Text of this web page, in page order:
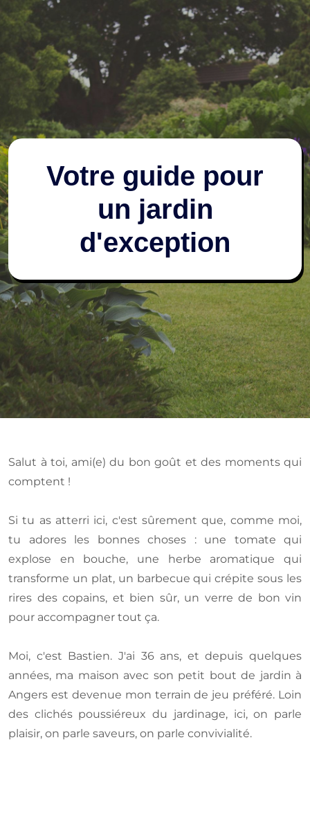
Votre guide pour
un jardin
d'exception
Salut à toi, ami(e) du bon goût et des moments qui
comptent !
Si tu as atterri ici, c'est sûrement que, comme moi,
tu adores les bonnes choses : une tomate qui
explose en bouche, une herbe aromatique qui
transforme un plat, un barbecue qui crépite sous les
rires des copains, et bien sûr, un verre de bon vin
pour accompagner tout ça.
Moi, c'est Bastien. J'ai 36 ans, et depuis quelques
années, ma maison avec son petit bout de jardin à
Angers est devenue mon terrain de jeu préféré. Loin
des clichés poussiéreux du jardinage, ici, on parle
plaisir, on parle saveurs, on parle convivialité.